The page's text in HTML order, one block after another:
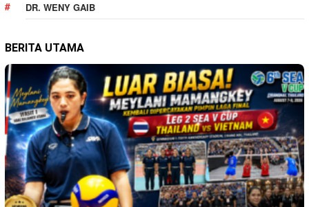
DR. WENY GAIB
BERITA UTAMA